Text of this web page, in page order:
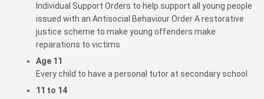
Individual Support Orders to help support all young people
issued with an Antisocial Behaviour Order A restorative
justice scheme to make young offenders make
reparations to victims
Age 11
Every child to have a personal tutor at secondary school
11 to 14